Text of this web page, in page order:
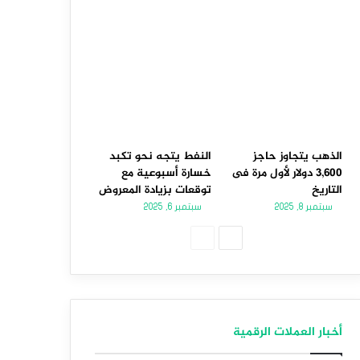
الذهب يتجاوز حاجز
3,600 دولار لأول مرة فى
التاريخ
سبتمبر 8, 2025
النفط يتجه نحو تكبد
خسارة أسبوعية مع
توقعات بزيادة المعروض
سبتمبر 6, 2025
أخبار العملات الرقمية